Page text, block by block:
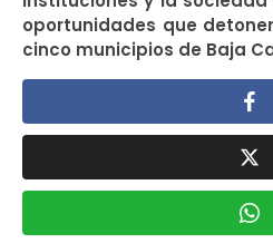
oportunidades que
cinco municipios de Baja